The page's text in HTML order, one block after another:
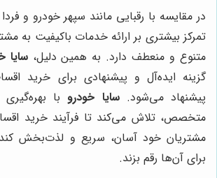
در مقایسه با رقبایی مانند سپهر خودرو و
تمرکز بیشتری بر ارائه خدمات باکیفیت به
متنوع و منعطف دارد. به همین دلیل،سایا
گزینه ایده‌آل و پیشنهادی برای خرید
پیشنهاد می‌شود.سایا خودروبا
متخصص، تلاش می‌کند تا فرآیند خرید
مشتریان خود آسان، سریع و لذت‌بخش
برای آن‌ها رقم بزند.